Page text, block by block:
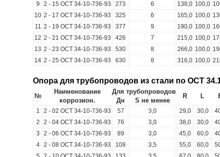
9
2 - 15 ОСТ 34-10-736-93 273 6 138,0 100,0
10 2 - 17 ОСТ 34-10-736-93 325 6 165,0 100,0
11 2 - 19 ОСТ 34-10-736-93 377 9 190,0 100,0
12 2 - 21 ОСТ 34-10-736-93 426 7 215,0 100,0
13 2 - 23 ОСТ 34-10-736-93 530 8 266,0 100,0
14 2 - 25 ОСТ 34-10-736-93 630 8 316,0 100,0
Опора для трубопроводов из стали по ОСТ
№
Наименование Для трубопроводов
R L
коррозион. Дн S не менее
1 2 - 02 ОСТ 34-10-736-93 57 3,0 29,0 30,0
2
2 - 04 ОСТ 34-10-736-93 76 3,0 38,0 30,0
3
2 - 06 ОСТ 34-10-736-93 89 3,0 45,0 60,0
4
2 - 08 ОСТ 34-10-736-93 108 3,5 55,0 60,0